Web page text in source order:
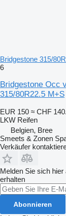
Bridgestone 315/
6
Bridgestone Occ
315/80R22.5 M+S
EUR 150 ≈ CHF
LKW Reifen
Belgien, Bree
Smeets & Zonen
Verkäufer
Melden Sie sich
erhalten
Abonnieren